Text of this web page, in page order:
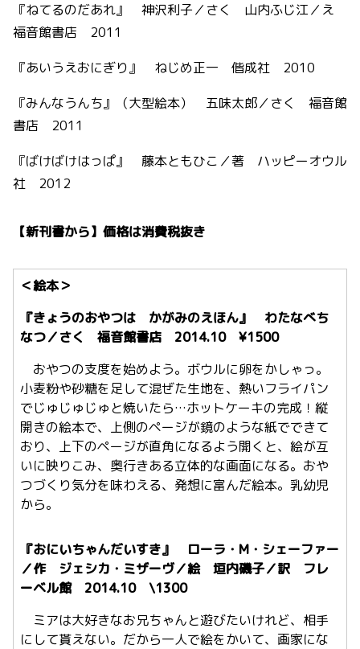
『ねてるのだあれ』 神沢利子／さく 山内ふじ江／え
福音館書店 2011
『あいうえおにぎり』 ねじめ正一 偕成社 2010
『みんなうんち』（大型絵本） 五味太郎／さく 福音館
書店 2011
『ばけばけはっぱ』 藤本ともひこ／著 ハッピーオウル
社 2012
【新刊書から】価格は消費税抜き
＜絵本＞
『きょうのおやつは かがみのえほん』 わたなべち
なつ／さく 福音館書店 2014.10 ¥1500
おやつの支度を始めよう。ボウルに卵をかしゃっ。
小麦粉や砂糖を足して混ぜた生地を、熱いフライパン
でじゅじゅじゅと焼いたら…ホットケーキの完成！縦
開きの絵本で、上側のページが鏡のような紙でできて
おり、上下のページが直角になるよう開くと、絵が互
いに映りこみ、奥行きある立体的な画面になる。おや
つづくり気分を味わえる、発想に富んだ絵本。乳幼児
から。
『おにいちゃんだいすき』 ローラ・M・シェーファー
／作 ジェシカ・ミザーヴ／絵 垣内磯子／訳 フレ
ーベル館 2014.10 \1300
ミアは大好きなお兄ちゃんと遊びたいけれど、相手
にして貰えない。だから一人で絵をかいて、画家にな